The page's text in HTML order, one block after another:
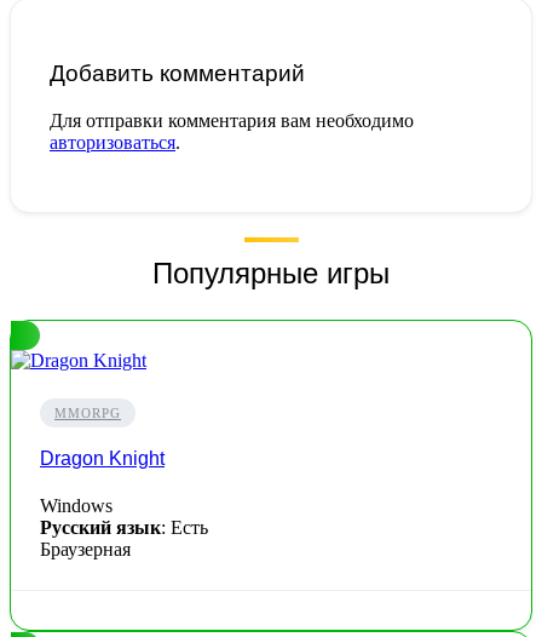
Добавить комментарий
Для отправки комментария вам необходимо
авторизоваться.
Популярные игры
MMORPG
Dragon Knight
Windows
Русский язык: Есть
Браузерная